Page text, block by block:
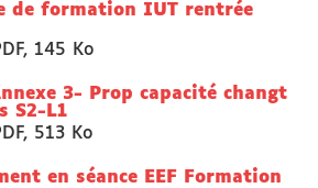
de formation IUT rentrée
, 145 Ko
3- Prop capacité changt
S2-L1
, 513 Ko
en séance EEF Formation